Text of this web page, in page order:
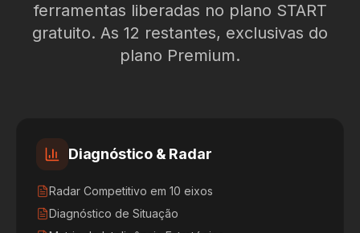
ferramentas liberadas no plano START
gratuito. As 12 restantes, exclusivas do
plano Premium.
Diagnóstico & Radar
Radar Competitivo em 10 eixos
Diagnóstico de Situação